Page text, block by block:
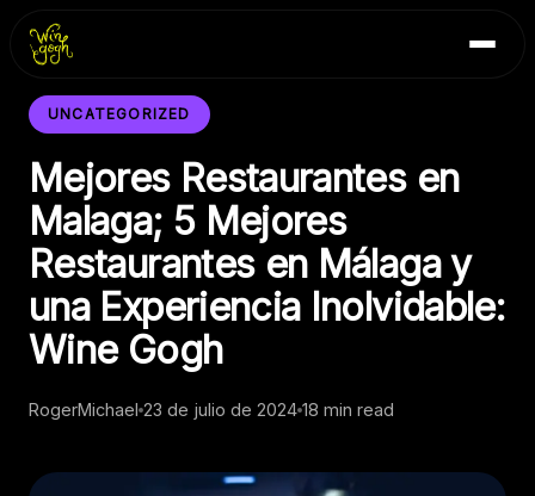
Inicio
Blog
Contacto
UNCATEGORIZED
Mejores Restaurantes en
Malaga; 5 Mejores
Restaurantes en Málaga y
una Experiencia Inolvidable:
Wine Gogh
RogerMichael 23 de julio de 2024 18 min read